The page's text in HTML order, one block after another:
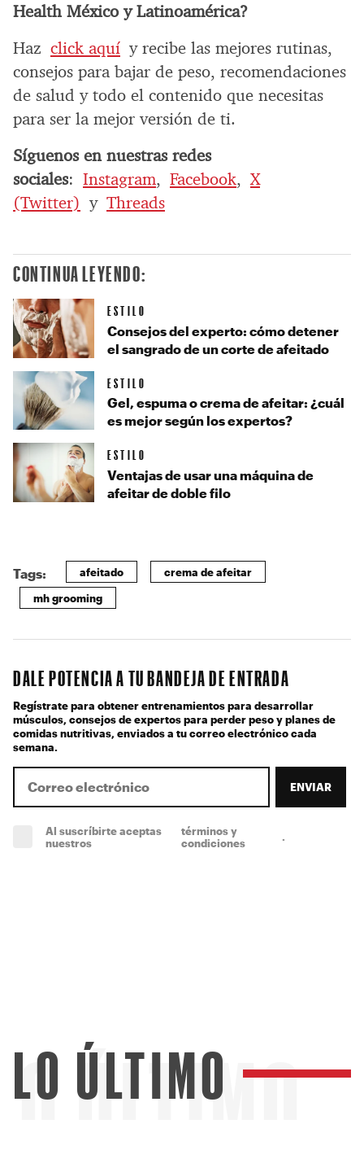
Health México y Latinoamérica?
Haz click aquí y recibe las mejores rutinas,
consejos para bajar de peso, recomendaciones
de salud y todo el contenido que necesitas
para ser la mejor versión de ti.
Síguenos en nuestras redes
sociales: Instagram, Facebook,X
(Twitter) y Threads
CONTINUA LEYENDO:
ESTILO
Consejos del experto: cómo detener
el sangrado de un corte de afeitado
ESTILO
Gel, espuma o crema de afeitar: ¿cuál
es mejor según los expertos?
ESTILO
Ventajas de usar una máquina de
afeitar de doble filo
Tags: afeitado crema de afeitar
mh grooming
DALE POTENCIA A TU BANDEJA DE ENTRADA
Regístrate para obtener entrenamientos para desarrollar
músculos, consejos de expertos para perder peso y planes de
comidas nutritivas, enviados a tu correo electrónico cada
semana.
ENVIAR
Al suscríbirte aceptas
nuestros
términos y
condiciones
.
ÚLTIMO
LO ÚLTIMO